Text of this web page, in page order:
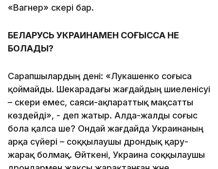
«Вагнер» әскері бар.
БЕЛАРУСЬ УКРАИНАМЕН СОҒЫССА НЕ
БОЛАДЫ?
Сарапшылардың дені: «Лукашенко соғыса
қоймайды. Шекарадағы жағдайдың шиеленісуі
– әскери емес, саяси-ақпараттық мақсатты
көздейді», - деп жатыр. Алда-жалды соғыс
бола қалса ше? Ондай жағдайда Украинаның
арқа сүйері – соққылаушы дрондық қару-
жарақ болмақ. Өйткені, Украина соққылаушы